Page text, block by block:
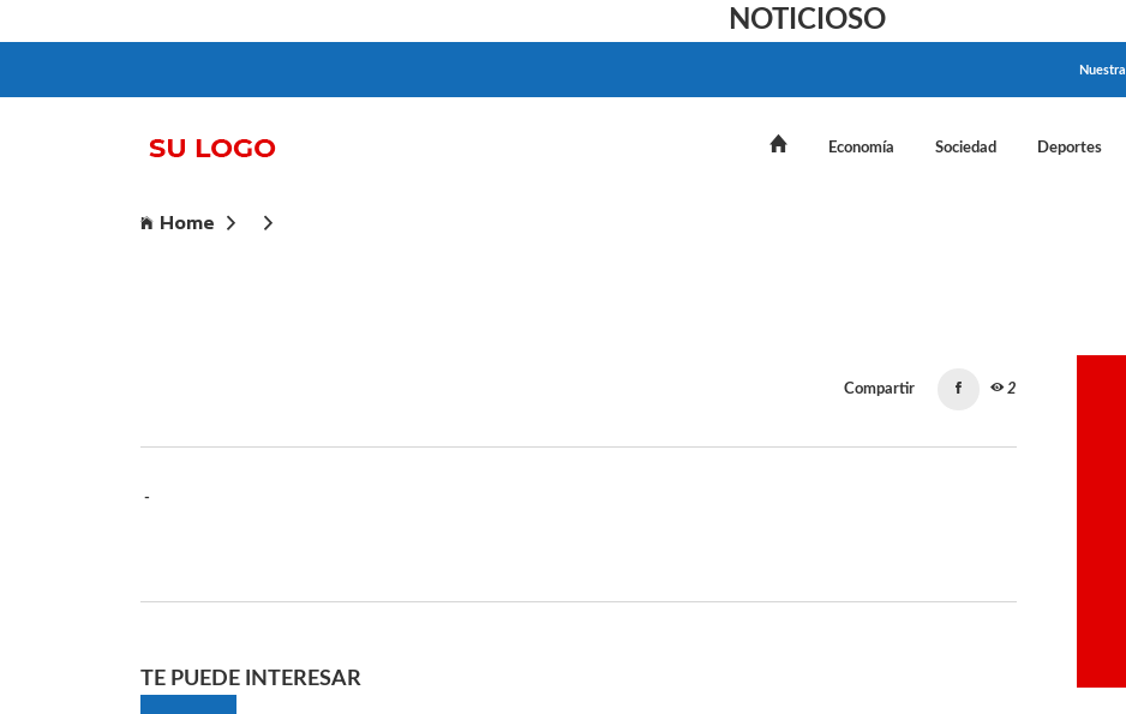
NOTICIOSO
Economía Sociedad Deportes
Home
Compartir 2
-
TE PUEDE INTERESAR